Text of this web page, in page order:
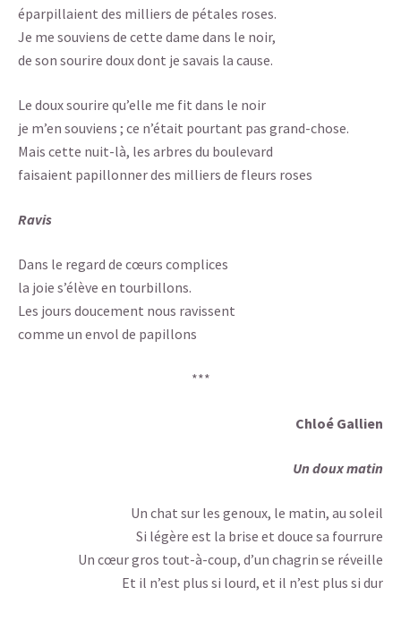
éparpillaient des milliers de pétales roses.
Je me souviens de cette dame dans le noir,
de son sourire doux dont je savais la cause.
Le doux sourire qu’elle me fit dans le noir
je m’en souviens ; ce n’était pourtant pas grand-chose.
Mais cette nuit-là, les arbres du boulevard
faisaient papillonner des milliers de fleurs roses
Ravis
Dans le regard de cœurs complices
la joie s’élève en tourbillons.
Les jours doucement nous ravissent
comme un envol de papillons
***
Chloé Gallien
Un doux matin
Un chat sur les genoux, le matin, au soleil
Si légère est la brise et douce sa fourrure
Un cœur gros tout-à-coup, d’un chagrin se réveille
Et il n’est plus si lourd, et il n’est plus si dur